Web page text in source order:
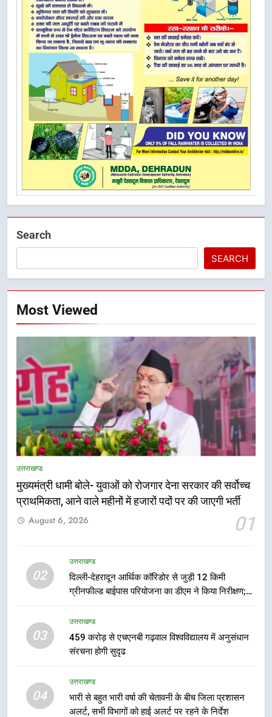
Search
SEARCH
Most Viewed
उत्तराखण्ड
मुख्यमंत्री धामी बोले- युवाओं को रोजगार देना सरकार की सर्वोच्च
प्राथमिकता, आने वाले महीनों में हजारों पदों पर की जाएगी भर्ती
01
August 6, 2026
02
उत्तराखण्ड
दिल्ली-देहरादून आर्थिक कॉरिडोर से जुड़ी 12 किमी
ग्रीनफील्ड बाईपास परियोजना का डीएम ने किया निरीक्षण;
सुरक्षा मानकों से कोई समझौता नहींः डीएम
03
उत्तराखण्ड
459 करोड़ से एचएनबी गढ़वाल विश्वविद्यालय में अनुसंधान
संरचना होगी सुदृढ
04
उत्तराखण्ड
भारी से बहुत भारी वर्षा की चेतावनी के बीच जिला प्रशासन
अलर्ट, सभी विभागों को हाई अलर्ट पर रहने के निर्देश
एमडीडीए बोर्ड बैठक में 25 विकास प्रस्तावों
की हुई समीक्षा
उत्तराखण्ड
बैरागीवाला हत्याकांड के फरार चल रहे
अभियुक्त को दून पुलिस ने हरिद्वार से किया